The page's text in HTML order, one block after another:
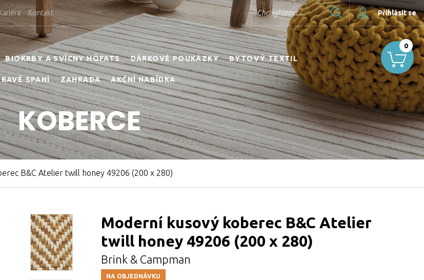
Kontakt Přihlásit se
Chci vyhledat... Hledat
BIOKRBY A SVÍCNY HÖFATS DÁRKOVÉ POUKÁZKY BYTOVÝ TEXTIL
SPANÍ ZAHRADA AKČNÍ NABÍDKA
KOBERCE
0
B&C Atelier twill honey 49206 (200 x 280)
Moderní kusový koberec B&C Atelier
twill honey 49206 (200 x 280)
Brink & Campman
NA OBJEDNÁVKU